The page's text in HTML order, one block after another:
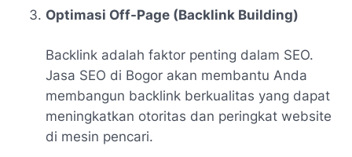
Optimasi Off-Page (Backlink Building)
Backlink adalah faktor penting dalam SEO.
Jasa SEO di Bogor akan membantu Anda
membangun backlink berkualitas yang dapat
meningkatkan otoritas dan peringkat website
di mesin pencari.